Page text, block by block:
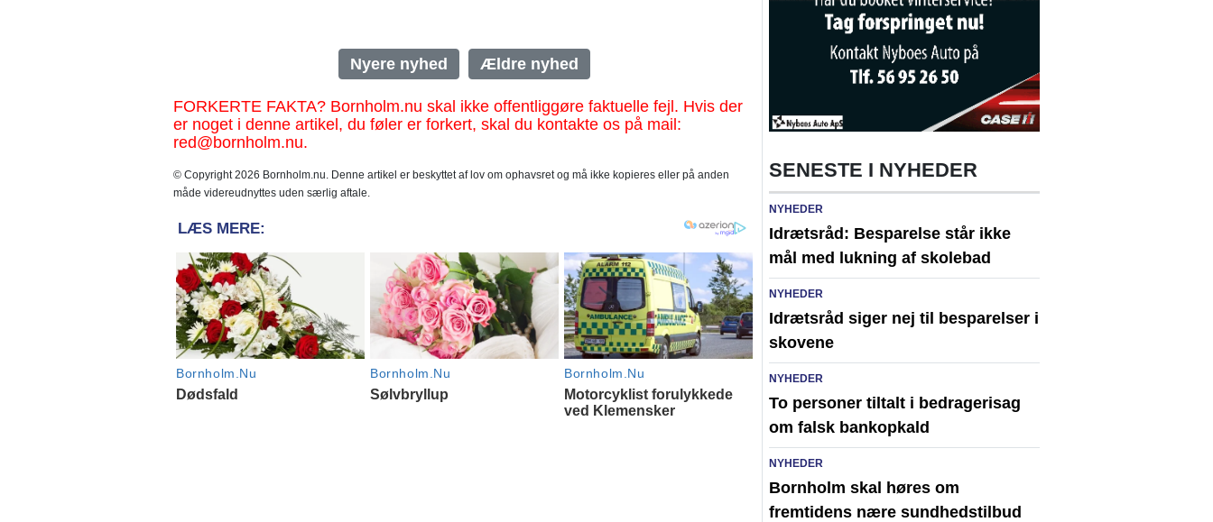
Nyere nyhed Ældre nyhed
FORKERTE FAKTA? Bornholm.nu skal ikke offentliggøre faktuelle fejl. Hvis der
er noget i denne artikel, du føler er forkert, skal du kontakte os på mail:
red@bornholm.nu.
© Copyright 2026 Bornholm.nu. Denne artikel er beskyttet af lov om ophavsret og må ikke kopieres eller på anden
måde videreudnyttes uden særlig aftale.
SENESTE I NYHEDER
NYHEDER
Idrætsråd: Besparelse står ikke
mål med lukning af skolebad
NYHEDER
Idrætsråd siger nej til besparelser i
skovene
NYHEDER
To personer tiltalt i bedragerisag
om falsk bankopkald
NYHEDER
Bornholm skal høres om
fremtidens nære sundhedstilbud